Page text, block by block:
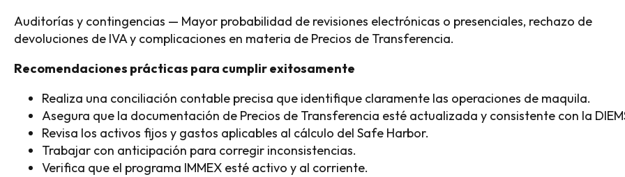
Auditorías y contingencias — Mayor probabilidad de revisiones electrónicas o presenciales, rechazo de
devoluciones de IVA y complicaciones en materia de Precios de Transferencia.
Recomendaciones prácticas para cumplir exitosamente
Realiza una conciliación contable precisa que identifique claramente las operaciones de maquila.
Asegura que la documentación de Precios de Transferencia esté actualizada y consistente con la
Revisa los activos fijos y gastos aplicables al cálculo del Safe Harbor.
Trabajar con anticipación para corregir inconsistencias.
Verifica que el programa IMMEX esté activo y al corriente.